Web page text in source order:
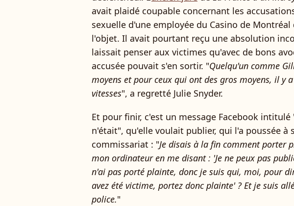
avait plaidé coupable concernant les
sexuelle d'une employée du Casino de
l'objet. Il avait pourtant reçu une absolution
laissait penser aux victimes qu'avec de bons
accusée pouvait s'en sortir. "Quelqu'un comme
moyens et pour ceux qui ont des gros moyens, il y
vitesses", a regretté Julie Snyder.
Et pour finir, c'est un message Facebook intitulé
n'était", qu'elle voulait publier, qui l'a poussée à
commissariat : "Je disais à la fin comment porter
mon ordinateur en me disant : 'Je ne peux pas
n'ai pas porté plainte, donc je suis qui, moi, pour
avez été victime, portez donc plainte' ? Et je suis
police."